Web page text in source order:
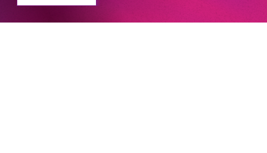
Paradies und Abgrund